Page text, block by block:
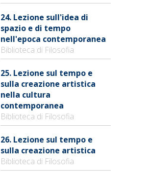
24. Lezione sull'idea di
spazio e di tempo
nell'epoca contemporanea
Biblioteca di Filosofia
25. Lezione sul tempo e
sulla creazione artistica
nella cultura
contemporanea
Biblioteca di Filosofia
26. Lezione sul tempo e
sulla creazione artistica
Biblioteca di Filosofia